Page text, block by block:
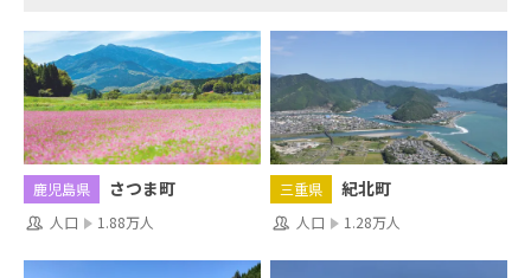
鹿児島県 さつま町
人口 1.88万人
三重県 紀北町
人口 1.28万人